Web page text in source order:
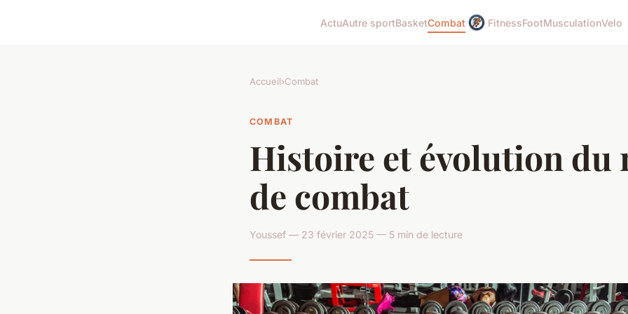
ActuAutre sportBasketCombat FitnessFootMusculationVelo
Accueil›Combat
COMBAT
Histoire et évolution du
de combat
Youssef — 23 février 2025 — 5 min de lecture